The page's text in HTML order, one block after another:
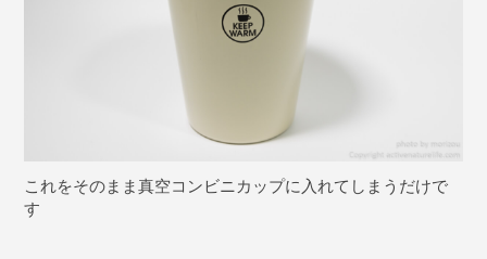
これをそのまま真空コンビニカップに入れてしまうだけで
す